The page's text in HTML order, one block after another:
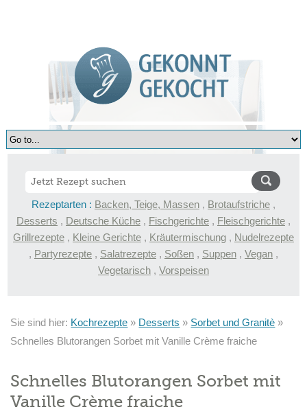
Rezeptarten : Backen, Teige, Massen , Brotaufstriche ,
Desserts , Deutsche Küche , Fischgerichte , Fleischgerichte ,
Grillrezepte , Kleine Gerichte , Kräutermischung , Nudelrezepte
, Partyrezepte , Salatrezepte , Soßen , Suppen , Vegan ,
Vegetarisch , Vorspeisen
Sie sind hier: Kochrezepte » Desserts » Sorbet und Granitè »
Schnelles Blutorangen Sorbet mit Vanille Crème fraiche
Schnelles Blutorangen Sorbet mit
Vanille Crème fraiche